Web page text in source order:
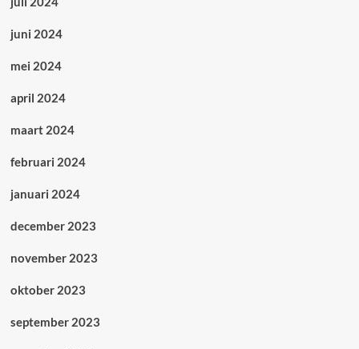
juni 2024
mei 2024
april 2024
maart 2024
februari 2024
januari 2024
december 2023
november 2023
oktober 2023
september 2023